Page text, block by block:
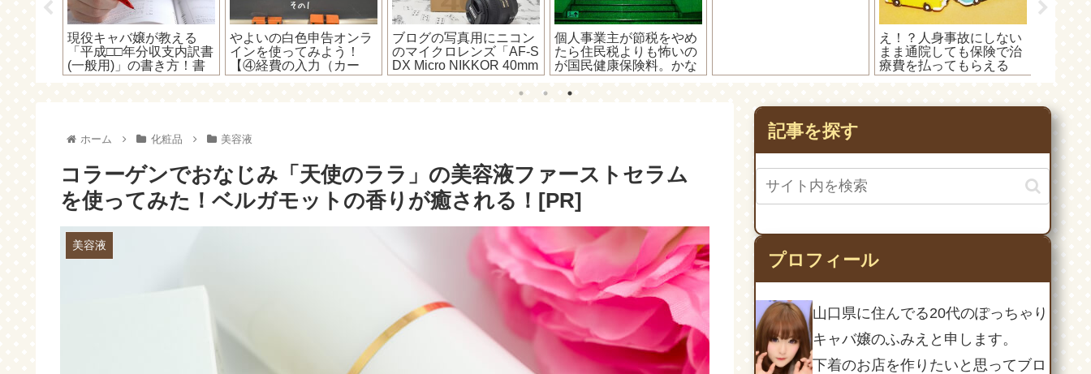
やよいの白色申告オンラ
インを使ってみよう！
【⑤経費の入力（カー
ド）編】～カードで支払
購入した撮影BOXが良す
ぎたから、ブログ用の写
真を撮ってる裏側を見せ
ちゃいます！(=ﾟωﾟ)ﾉ
交通事故の時の代車は何
回でも変更してもらえる
から遠慮せずお願いして
みよー！
キャバ嬢の私が確定申告
をする時に、青色申告よ
りも白色申告をおススメ
する理由！
もしかしたらマイクロ
も！？
キャバ嬢(ホステス)がい
つも報酬から引かれてる
あの源泉徴収の計算式を
教えちゃうよ～！
ホーム 化粧品 美容液
コラーゲンでおなじみ「天使のララ」の美容液ファーストセラム
を使ってみた！ベルガモットの香りが癒される！[PR]
美容液
記事を探す
プロフィール
山口県に住んでる20代のぽっちゃり
キャバ嬢のふみえと申します。
下着のお店を作りたいと思ってブロ